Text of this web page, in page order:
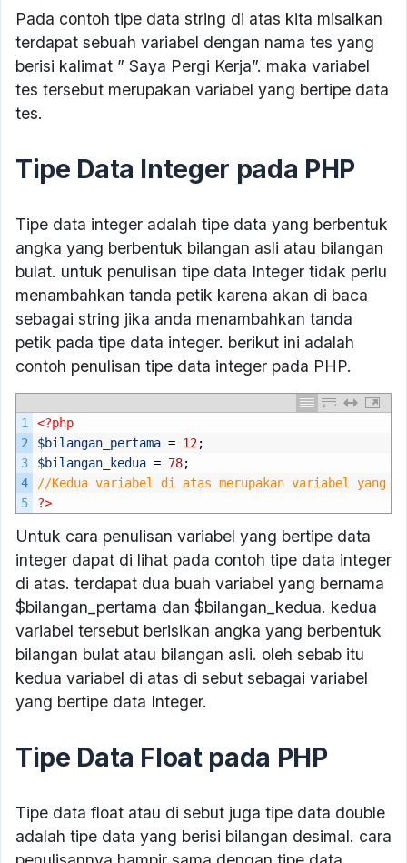
Pada contoh tipe data string di atas kita misalkan
terdapat sebuah variabel dengan nama tes yang
berisi kalimat ” Saya Pergi Kerja”. maka variabel
tes tersebut merupakan variabel yang bertipe data
tes.
Tipe Data Integer pada PHP
Tipe data integer adalah tipe data yang berbentuk
angka yang berbentuk bilangan asli atau bilangan
bulat. untuk penulisan tipe data Integer tidak perlu
menambahkan tanda petik karena akan di baca
sebagai string jika anda menambahkan tanda
petik pada tipe data integer. berikut ini adalah
contoh penulisan tipe data integer pada PHP.
1
2
3
4
5
<?php
$bilangan_pertama = 12;
$bilangan_kedua = 78;
//Kedua variabel di atas merupakan variabel
?>
Untuk cara penulisan variabel yang bertipe data
integer dapat di lihat pada contoh tipe data integer
di atas. terdapat dua buah variabel yang bernama
$bilangan_pertama dan $bilangan_kedua. kedua
variabel tersebut berisikan angka yang berbentuk
bilangan bulat atau bilangan asli. oleh sebab itu
kedua variabel di atas di sebut sebagai variabel
yang bertipe data Integer.
Tipe Data Float pada PHP
Tipe data float atau di sebut juga tipe data double
adalah tipe data yang berisi bilangan desimal. cara